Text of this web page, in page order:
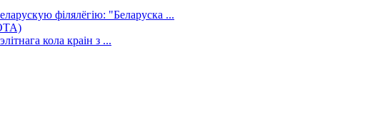
філялёгію: "Беларуска ...
кола краін з ...